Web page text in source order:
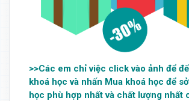
>>Các em chỉ việc click vào ảnh để
khoá học và nhấn Mua khoá học để
học phù hợp nhất và chất lượng nhất